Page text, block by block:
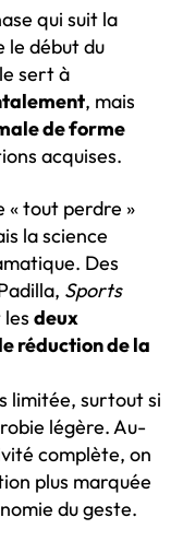
qui suit la
le début du
sert à
, mais
de forme
acquises.
« tout perdre »
la science
Des
Sports
deux
réduction de la
limitée, surtout si
légère. Au-
complète, on
plus marquée
du geste.